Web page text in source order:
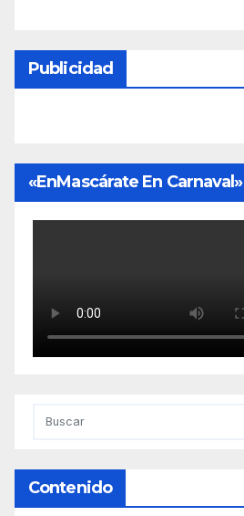
Publicidad
«EnMascárate En Carnaval»
Contenido